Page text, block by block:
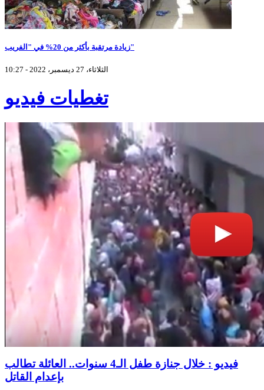
زيادة مرتقبة بأكثر من 20% في "الفريب"
الثلاثاء، 27 ديسمبر، 2022 - 10:27
تغطيات فيديو
فيديو : خلال جنازة طفل الـ4 سنوات.. العائلة تطالب
بإعدام القاتل